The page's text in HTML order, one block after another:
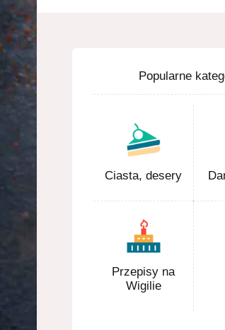
Popularne
Ciasta, desery
Przepisy na
Wigilie